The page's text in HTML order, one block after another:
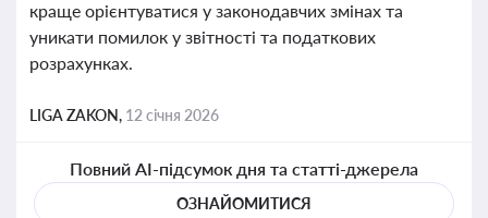
краще орієнтуватися у законодавчих змінах та
уникати помилок у звітності та податкових
розрахунках.
LIGA ZAKON, 12 січня 2026
Повний AI-підсумок дня та статті-джерела
ОЗНАЙОМИТИСЯ